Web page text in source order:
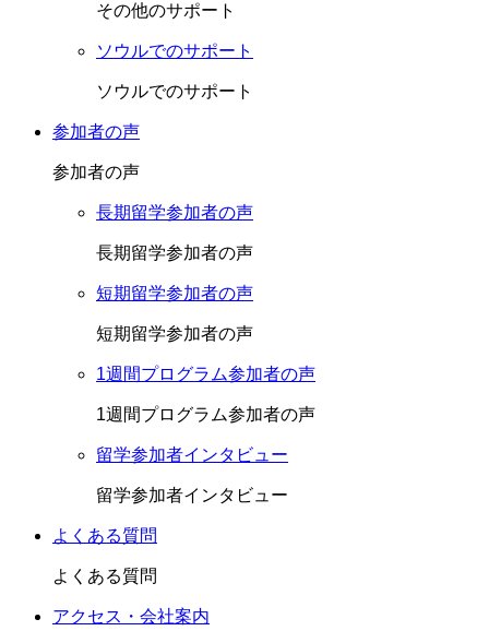
その他のサポート
ソウルでのサポート
ソウルでのサポート
参加者の声
参加者の声
長期留学参加者の声
長期留学参加者の声
短期留学参加者の声
短期留学参加者の声
1週間プログラム参加者の声
1週間プログラム参加者の声
留学参加者インタビュー
留学参加者インタビュー
よくある質問
よくある質問
アクセス・会社案内